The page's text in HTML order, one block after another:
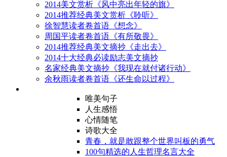
2014美文赏析《风中亮出年轻的旗》
2014推荐经典美文赏析《聆听》
徐智慧读者卷首语《想念》
周国平读者卷首语《有所敬畏》
2014推荐经典美文摘抄《走出去》
2014十大经典必读励志美文摘抄
名家经典美文摘抄《我现在就付诸行动》
余秋雨读者卷首语《还生命以过程》
唯美句子
人生感悟
心情随笔
诗歌大全
青春，就是敢跟整个世界叫板的勇气
100句精选的人生哲理名言大全